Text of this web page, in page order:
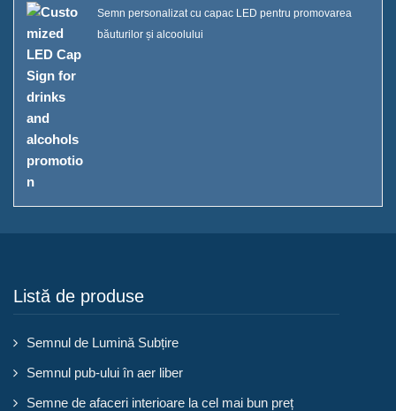
Semn personalizat cu capac LED pentru promovarea
băuturilor și alcoolului
Listă de produse
Semnul de Lumină Subțire
Semnul pub-ului în aer liber
Semne de afaceri interioare la cel mai bun preț